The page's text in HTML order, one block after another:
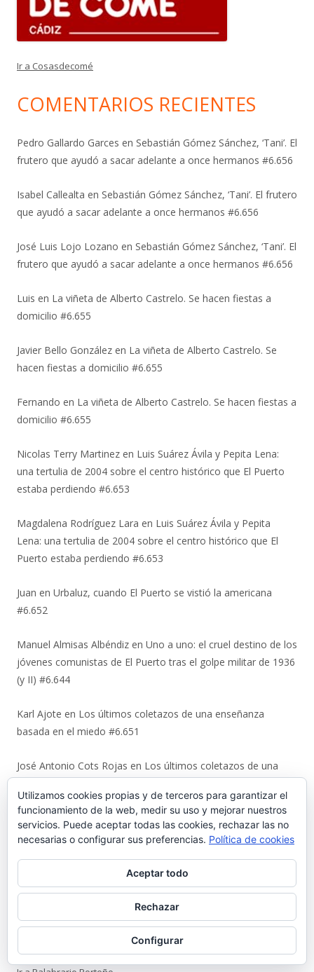
Ir a Cosasdecomé
COMENTARIOS RECIENTES
Pedro Gallardo Garces en Sebastián Gómez Sánchez, ‘Tani’. El
frutero que ayudó a sacar adelante a once hermanos #6.656
Isabel Callealta en Sebastián Gómez Sánchez, ‘Tani’. El frutero
que ayudó a sacar adelante a once hermanos #6.656
José Luis Lojo Lozano en Sebastián Gómez Sánchez, ‘Tani’. El
frutero que ayudó a sacar adelante a once hermanos #6.656
Luis en La viñeta de Alberto Castrelo. Se hacen fiestas a
domicilio #6.655
Javier Bello González en La viñeta de Alberto Castrelo. Se
hacen fiestas a domicilio #6.655
Fernando en La viñeta de Alberto Castrelo. Se hacen fiestas a
domicilio #6.655
Nicolas Terry Martinez en Luis Suárez Ávila y Pepita Lena:
una tertulia de 2004 sobre el centro histórico que El Puerto
estaba perdiendo #6.653
Magdalena Rodríguez Lara en Luis Suárez Ávila y Pepita
Lena: una tertulia de 2004 sobre el centro histórico que El
Puerto estaba perdiendo #6.653
Juan en Urbaluz, cuando El Puerto se vistió la americana
#6.652
Manuel Almisas Albéndiz en Uno a uno: el cruel destino de los
jóvenes comunistas de El Puerto tras el golpe militar de 1936
(y II) #6.644
Karl Ajote en Los últimos coletazos de una enseñanza
basada en el miedo #6.651
José Antonio Cots Rojas en Los últimos coletazos de una
Manuel Justo Morales enUrbaluz, cuando El Puerto se vistió
la americana #6.652
Juan Carlos Neva DelgadoenUrbaluz, cuando El Puerto se
vistió la americana #6.652
Magdalena Rodríguez LaraenUrbaluz, cuando El Puerto se
vistió la americana #6.652
Utilizamos cookies propias y de terceros para garantizar el
funcionamiento de la web, medir su uso y mejorar nuestros
servicios. Puede aceptar todas las cookies, rechazar las no
necesarias o configurar sus preferencias. Política de cookies
Aceptar todo
Rechazar
Configurar